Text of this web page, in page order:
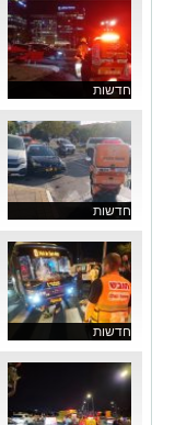
חדשות
חדשות
חדשות